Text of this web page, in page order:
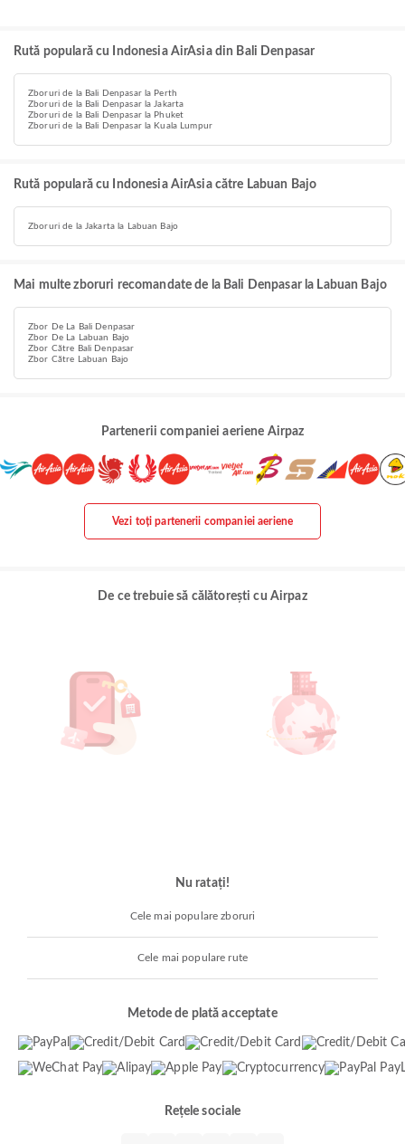
Rută populară cu Indonesia AirAsia din Bali Denpasar
Zboruri de la Bali Denpasar la Perth
Zboruri de la Bali Denpasar la Jakarta
Zboruri de la Bali Denpasar la Phuket
Zboruri de la Bali Denpasar la Kuala Lumpur
Rută populară cu Indonesia AirAsia către Labuan Bajo
Zboruri de la Jakarta la Labuan Bajo
Mai multe zboruri recomandate de la Bali Denpasar la Labuan Bajo
Zbor De La Bali Denpasar
Zbor De La Labuan Bajo
Zbor Către Bali Denpasar
Zbor Către Labuan Bajo
Partenerii companiei aeriene Airpaz
Vezi toți partenerii companiei aeriene
De ce trebuie să călătorești cu Airpaz
Nu ratați!
Cele mai populare zboruri
Cele mai populare rute
Metode de plată acceptate
Rețele sociale